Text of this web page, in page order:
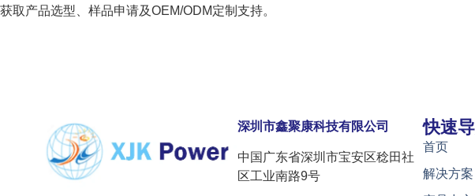
获取产品选型、样品申请及OEM/ODM定制支持。
深圳市鑫聚康科技有限公司
中国广东省深圳市宝安区稔田社
区工业南路9号
快速
首页
解决方案